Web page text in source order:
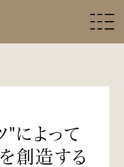
"によって
創造する